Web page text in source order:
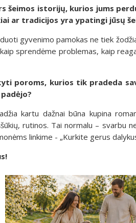
šeimos istorijų, kurios jums
ar tradicijos yra ypatingi jūsų
gyvenimo pamokas ne tiek
sprendėme problemas, kaip
poroms, kurios tik pradeda
kartu dažnai būna kupina
rutinos. Tai normalu – svarbu
linkime - „Kurkite gerus